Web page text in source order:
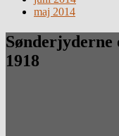
maj 2014
Sønderjyderne
1918